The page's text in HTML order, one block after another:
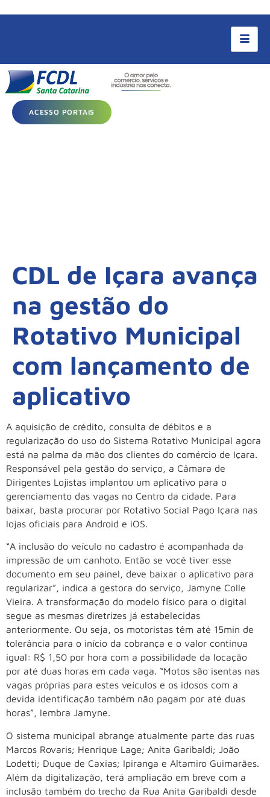
ACESSO PORTAIS
CDL de Içara avança
na gestão do
Rotativo Municipal
com lançamento de
aplicativo
A aquisição de crédito, consulta de débitos e a
regularização do uso do Sistema Rotativo Municipal agora
está na palma da mão dos clientes do comércio de Içara.
Responsável pela gestão do serviço, a Câmara de
Dirigentes Lojistas implantou um aplicativo para o
gerenciamento das vagas no Centro da cidade. Para
baixar, basta procurar por Rotativo Social Pago Içara nas
lojas oficiais para Android e iOS.
“A inclusão do veículo no cadastro é acompanhada da
impressão de um canhoto. Então se você tiver esse
documento em seu painel, deve baixar o aplicativo para
regularizar”, indica a gestora do serviço, Jamyne Colle
Vieira. A transformação do modelo físico para o digital
segue as mesmas diretrizes já estabelecidas
anteriormente. Ou seja, os motoristas têm até 15min de
tolerância para o início da cobrança e o valor continua
igual: R$ 1,50 por hora com a possibilidade da locação
por até duas horas em cada vaga. “Motos são isentas nas
vagas próprias para estes veículos e os idosos com a
devida identificação também não pagam por até duas
horas”, lembra Jamyne.
O sistema municipal abrange atualmente parte das ruas
Marcos Rovaris; Henrique Lage; Anita Garibaldi; João
Lodetti; Duque de Caxias; Ipiranga e Altamiro Guimarães.
Além da digitalização, terá ampliação em breve com a
inclusão também do trecho da Rua Anita Garibaldi desde